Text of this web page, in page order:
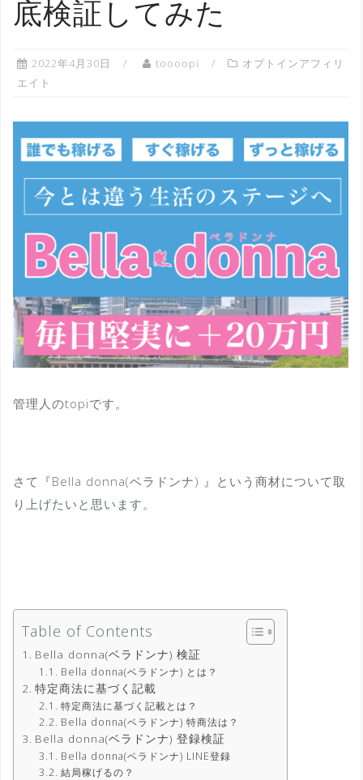
底検証してみた
2022年4月30日 toooopi
オプトインアフィリ
エイト
管理人のtopiです。
さて『Bella donna(ベラドンナ) 』という商材について取
り上げたいと思います。
Table of Contents
Bella donna(ベラドンナ) 検証
Bella donna(ベラドンナ) とは？
特定商法に基づく記載
特定商法に基づく記載とは？
Bella donna(ベラドンナ) 特商法は？
Bella donna(ベラドンナ) 登録検証
Bella donna(ベラドンナ) LINE登録
結局稼げるの？